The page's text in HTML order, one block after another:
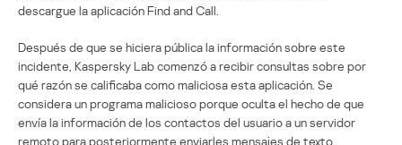
descargue la aplicación Find and Call.
Después de que se hiciera pública la información sobre este
incidente, Kaspersky Lab comenzó a recibir consultas sobre por
qué razón se calificaba como maliciosa esta aplicación. Se
considera un programa malicioso porque oculta el hecho de que
envía la información de los contactos del usuario a un servidor
remoto para posteriormente enviarles mensajes de texto.